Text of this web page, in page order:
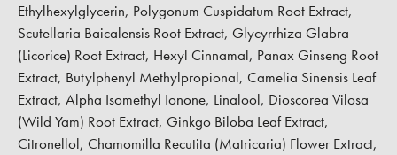
Ethylhexylglycerin, Polygonum Cuspidatum Root Extract,
Scutellaria Baicalensis Root Extract, Glycyrrhiza Glabra
(Licorice) Root Extract, Hexyl Cinnamal, Panax Ginseng Root
Extract, Butylphenyl Methylpropional, Camelia Sinensis Leaf
Extract, Alpha Isomethyl Ionone, Linalool, Dioscorea Vilosa
(Wild Yam) Root Extract, Ginkgo Biloba Leaf Extract,
Citronellol, Chamomilla Recutita (Matricaria) Flower Extract,